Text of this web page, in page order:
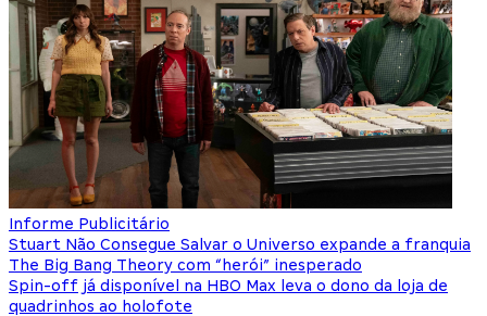
Informe Publicitário
Stuart Não Consegue Salvar o Universo expande a franquia
The Big Bang Theory com “herói” inesperado
Spin-off já disponível na HBO Max leva o dono da loja de
quadrinhos ao holofote